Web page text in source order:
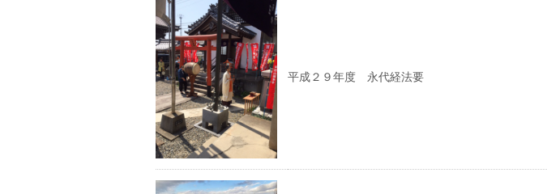
平成２９年度 永代経法要